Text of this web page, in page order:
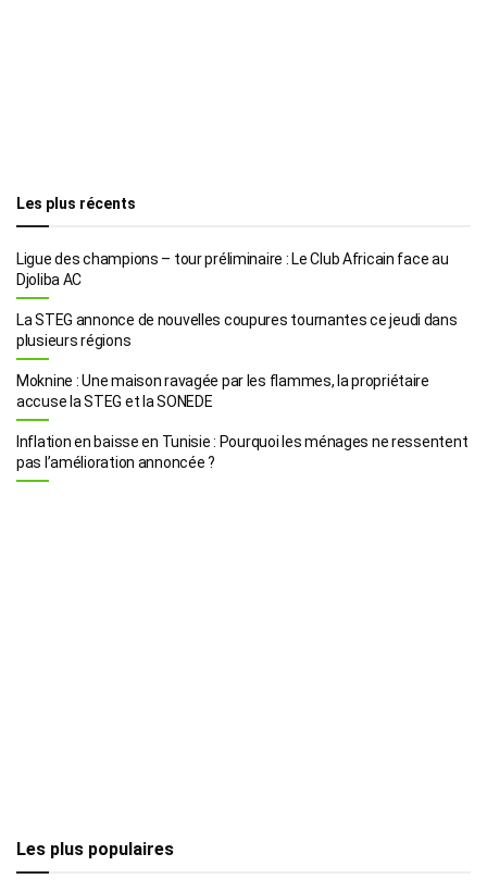
Les plus récents
Ligue des champions – tour préliminaire : Le Club Africain face au
Djoliba AC
La STEG annonce de nouvelles coupures tournantes ce jeudi dans
plusieurs régions
Moknine : Une maison ravagée par les flammes, la propriétaire
accuse la STEG et la SONEDE
Inflation en baisse en Tunisie : Pourquoi les ménages ne ressentent
pas l’amélioration annoncée ?
Les plus populaires